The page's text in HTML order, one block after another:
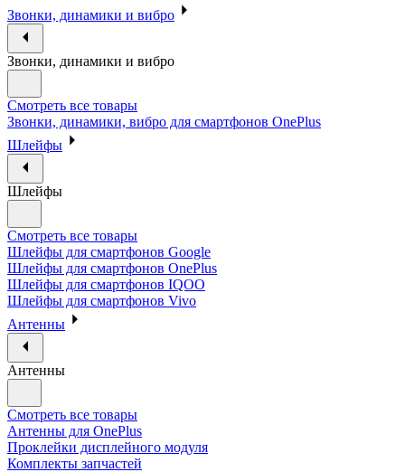
Звонки, динамики и вибро
Звонки, динамики и вибро
Смотреть все товары
Звонки, динамики, вибро для смартфонов OnePlus
Шлейфы
Шлейфы
Смотреть все товары
Шлейфы для смартфонов Google
Шлейфы для смартфонов OnePlus
Шлейфы для смартфонов IQOO
Шлейфы для смартфонов Vivo
Антенны
Антенны
Смотреть все товары
Антенны для OnePlus
Проклейки дисплейного модуля
Комплекты запчастей